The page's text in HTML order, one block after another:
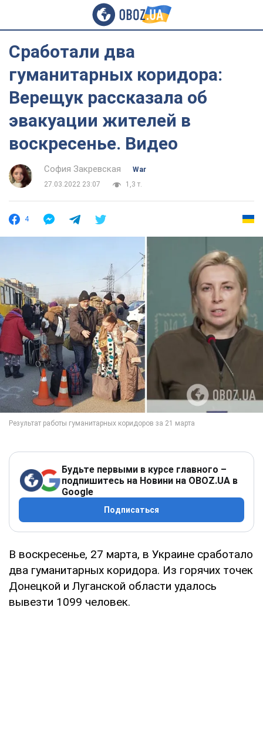
Сработали два
гуманитарных коридора:
Верещук рассказала об
эвакуации жителей в
воскресенье. Видео
София Закревская
War
27.03.2022 23:07
1,3 т.
4
Будьте первыми в курсе главного –
подпишитесь на Новини на OBOZ.UA в
Google
Подписаться
В воскресенье, 27 марта, в Украине сработало
два гуманитарных коридора. Из горячих точек
Донецкой и Луганской области удалось
вывезти 1099 человек.